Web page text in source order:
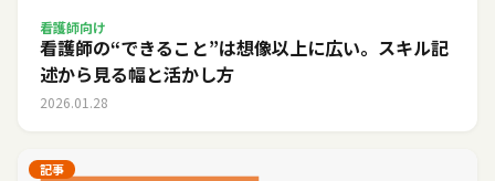
看護師向け
看護師の“できること”は想像以上に広い。スキル記
述から見る幅と活かし方
2026.01.28
記事